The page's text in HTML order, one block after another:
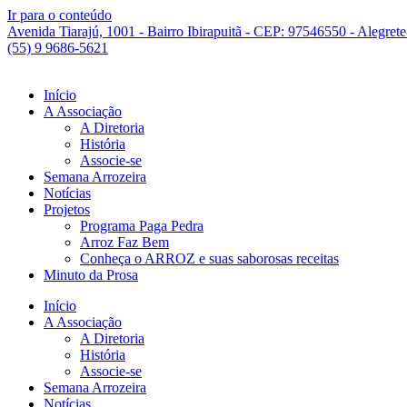
Ir para o conteúdo
Avenida Tiarajú, 1001 - Bairro Ibirapuitã - CEP: 97546550 -
(55) 9 9686-5621
Início
A Associação
A Diretoria
História
Associe-se
Semana Arrozeira
Notícias
Projetos
Programa Paga Pedra
Arroz Faz Bem
Conheça o ARROZ e suas saborosas receitas
Minuto da Prosa
Início
A Associação
A Diretoria
História
Associe-se
Semana Arrozeira
Notícias